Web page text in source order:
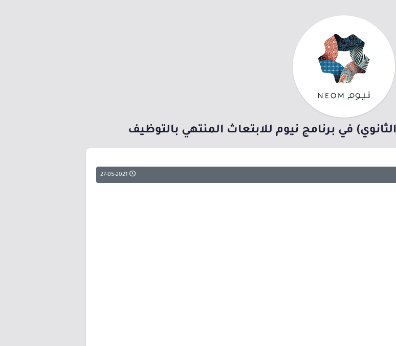
في برنامج نيوم للابتعاث المنتهي بالتوظيف